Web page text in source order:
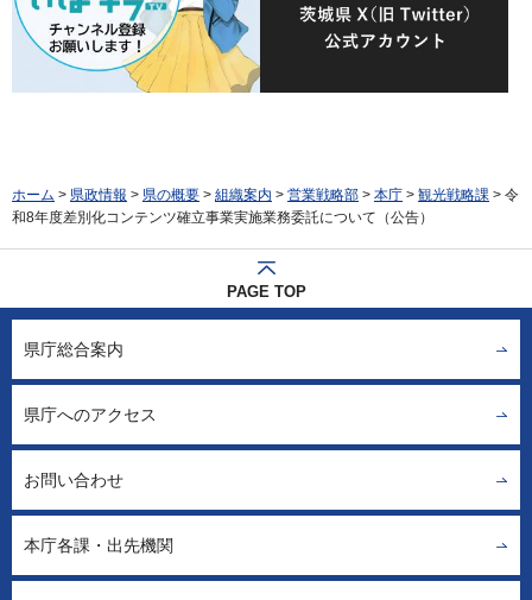
ホーム > 県政情報 > 県の概要 > 組織案内 > 営業戦略部 > 本庁 > 観光戦略課 > 令
和8年度差別化コンテンツ確立事業実施業務委託について（公告）
PAGE TOP
県庁総合案内
県庁へのアクセス
お問い合わせ
本庁各課・出先機関